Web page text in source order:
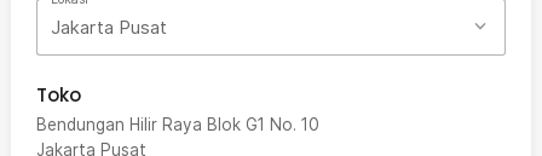
Jakarta Pusat
Toko
Bendungan Hilir Raya Blok G1 No. 10
Jakarta Pusat